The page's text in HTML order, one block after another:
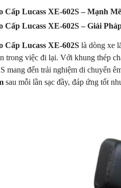
Cấp Lucass XE-602S – Mạnh
Cấp Lucass XE-602S – Giải
Cấp Lucass XE-602S là dòng xe
trong việc đi lại. Với khung thép
mang đến trải nghiệm di chuyển
sau mỗi lần sạc đầy, đáp ứng tốt